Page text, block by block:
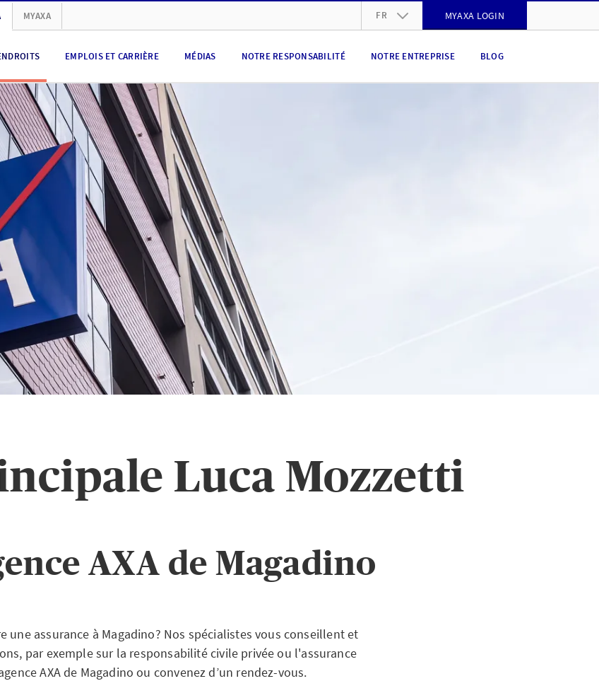
MYAXA FR MYAXA LOGIN
EMPLOIS ET CARRIÈRE MÉDIAS NOTRE RESPONSABILITÉ NOTRE ENTREPRISE BLOG
Luca Mozzetti
AXA de Magadino
une assurance à Magadino? Nos spécialistes vous conseillent et
par exemple sur la responsabilité civile privée ou l'assurance
AXA de Magadino ou convenez d’un rendez-vous.